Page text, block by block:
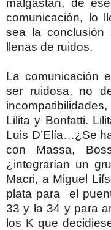
malgastan, de
comunicación, lo
sea la conclusión
llenas de ruidos.
La comunicación
ser ruidosa, no
Lilita y Bonfatti.
Luis D’Elía…¿Se
con Massa,
¿integrarían un
Macri, a Miguel
plata para el
33 y la 34 y para
los K que